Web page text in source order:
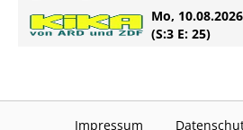
Mo,
(S:3 E: 25)
Impressum